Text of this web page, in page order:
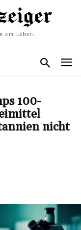
am Leben.
100-
nicht